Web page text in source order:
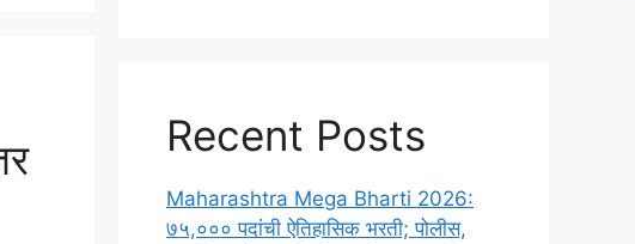
Recent Posts
Maharashtra Mega Bharti 2026:
७५,००० पदांची ऐतिहासिक भरती; पोलीस,